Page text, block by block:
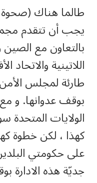
طالما هناك (صحوة
يجب أن تتقدم
بالتعاون مع
اللاتينية والاتحاد
طارئة لمجلس الأمن
بوقف عدوانها. و
الولايات
كهذا ، لكن خطوة
على حكومتي
جديّة هذه الادارة